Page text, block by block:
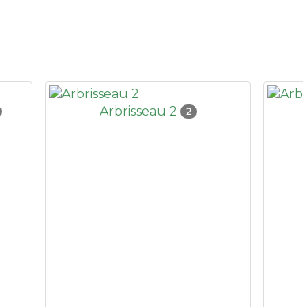
Arbrisseau 2 2